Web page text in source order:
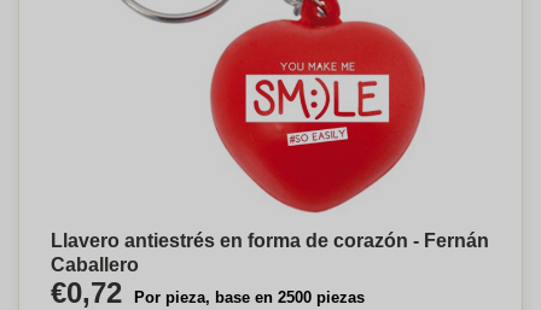
Llavero antiestrés en forma de corazón - Fernán
Caballero
€0,72 Por pieza, base en 2500 piezas